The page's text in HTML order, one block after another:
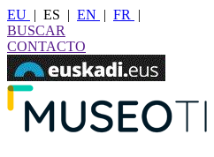
EU | ES | EN | FR
|
BUSCAR
CONTACTO